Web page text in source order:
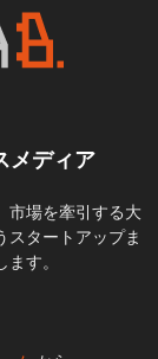
メディア
市場を牽引する大
スタートアップま
す。